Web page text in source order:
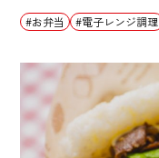
お弁当 電子レンジ調理